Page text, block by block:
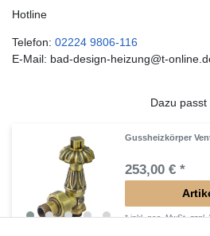
Hotline
Telefon: 02224 9806-116
E-Mail: bad-design-heizung@t-
Dazu passt
Gussheizkörper
253,00 € *
*inkl. ges. MwSt.zzgl.